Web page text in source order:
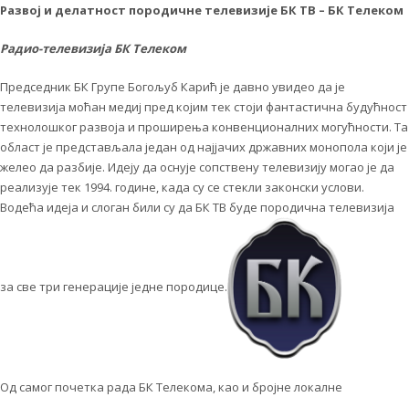
Развој и делатност породичне телевизије БК ТВ – БК Телеком
Радио-телевизија БК Телеком
Председник БК Групе Богољуб Карић је давно увидео да је
телевизија моћан медиј пред којим тек стоји фантастична будућност
технолошког развоја и проширења конвенционалних могућности. Та
област је представљала један од најјачих државних монопола који је
желео да разбије. Идеју да оснује сопствену телевизију могао је да
реализује тек 1994. године, када су се стекли законски услови.
Водећа идеја и слоган били су да БК ТВ буде породична телевизија
за све три генерације једне породице.
Од самог почетка рада БК Телекома, као и бројне локалне